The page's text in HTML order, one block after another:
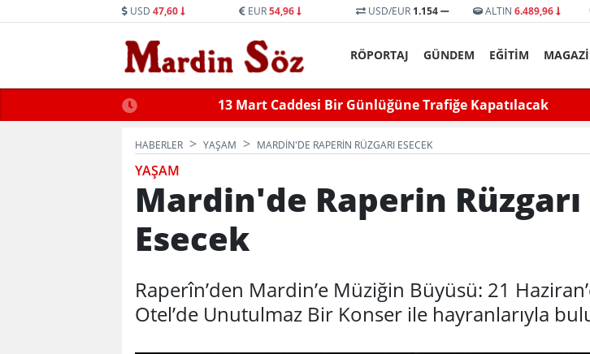
USD 47,60 EUR54,96 USD/EUR 1.154 ALTIN 6.489,96
RÖPORTAJ GÜNDEM EĞİTİM
Trafiğe Kapatılacak Midyat’ta bıçaklı kavga can aldı
HABERLER YAŞAM MARDIN'DE RAPERIN RÜZGARI ESECEK
YAŞAM
Mardin'de Raperin Rüzgarı
Esecek
Raperîn’den Mardin’e Müziğin Büyüsü: 21
Otel’de Unutulmaz Bir Konser ile hayranlarıyla